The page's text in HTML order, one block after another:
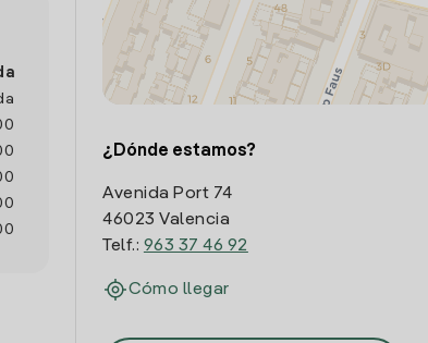
¿Dónde estamos?
Avenida Port 74
46023 Valencia
Telf.: 963 37 46 92
Cómo llegar